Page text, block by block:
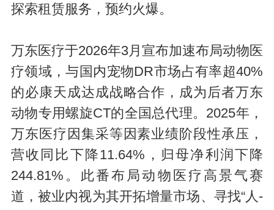
探索租赁服务，预约火爆。
万东医疗于2026年3月宣布加速布局动物医
疗领域，与国内宠物DR市场占有率超40%
的必康天成达成战略合作，成为后者万东
动物专用螺旋CT的全国总代理。2025年，
万东医疗因集采等因素业绩阶段性承压，
营收同比下降11.64%，归母净利润下降
244.81%。此番布局动物医疗高景气赛
道，被业内视为其开拓增量市场、寻找“人-